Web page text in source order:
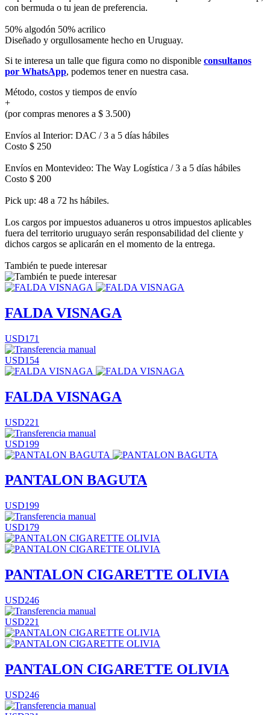
con bermuda o tu jean de preferencia.
50% algodón 50% acrilico
Diseñado y orgullosamente hecho en Uruguay.
Si te interesa un talle que figura como no disponible consultanos
por WhatsApp, podemos tener en nuestra casa.
Método, costos y tiempos de envío
+
(por compras menores a $ 3.500)
Envíos al Interior: DAC / 3 a 5 días hábiles
Costo $ 250
Envíos en Montevideo: The Way Logística / 3 a 5 días hábiles
Costo $ 200
Pick up: 48 a 72 hs hábiles.
Los cargos por impuestos aduaneros u otros impuestos aplicables
fuera del territorio uruguayo serán responsabilidad del cliente y
dichos cargos se aplicarán en el momento de la entrega.
También te puede interesar
FALDA VISNAGA
USD171
USD154
FALDA VISNAGA
USD221
USD199
PANTALON BAGUTA
USD199
USD179
PANTALON CIGARETTE OLIVIA
USD246
USD221
PANTALON CIGARETTE OLIVIA
USD246